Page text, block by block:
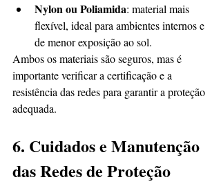
Nylon ou Poliamida: material mais
flexível, ideal para ambientes internos e
de menor exposição ao sol.
Ambos os materiais são seguros, mas é
importante verificar a certificação e a
resistência das redes para garantir a proteção
adequada.
6. Cuidados e Manutenção
das Redes de Proteção